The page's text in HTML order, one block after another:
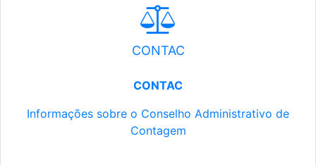
CONTAC
CONTAC
Informações sobre o Conselho Administrativo de
Contagem